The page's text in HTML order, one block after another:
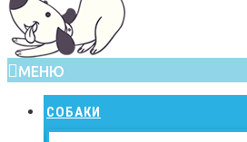
МЕНЮ
СОБАКИ